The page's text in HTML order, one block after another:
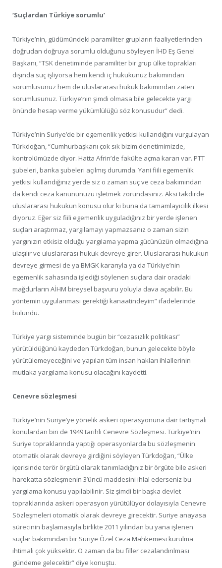
‘Suçlardan Türkiye sorumlu’
Türkiye’nin, güdümündeki paramiliter grupların faaliyetlerinden
doğrudan doğruya sorumlu olduğunu söyleyen İHD Eş Genel
Başkanı, “TSK denetiminde paramiliter bir grup ülke toprakları
dışında suç işliyorsa hem kendi iç hukukunuz bakımından
sorumlusunuz hem de uluslararası hukuk bakımından zaten
sorumlusunuz. Türkiye’nin şimdi olmasa bile gelecekte yargı
önünde hesap verme yükümlülüğü söz konusudur” dedi.
Türkiye’nin Suriye’de bir egemenlik yetkisi kullandığını vurgulayan
Türkdoğan, “Cumhurbaşkanı çok sık bizim denetimimizde,
kontrolümüzde diyor. Hatta Afrin’de fakülte açma kararı var. PTT
şubeleri, banka şubeleri açılmış durumda. Yani fiili egemenlik
yetkisi kullandığınız yerde siz o zaman suç ve ceza bakımından
da kendi ceza kanununuzu işletmek zorundasınız. Aksi takdirde
uluslararası hukukun konusu olur ki buna da tamamlayıcılık ilkesi
diyoruz. Eğer siz fiili egemenlik uyguladığınız bir yerde işlenen
suçları araştırmaz, yargılamayı yapmazsanız o zaman sizin
yargınızın etkisiz olduğu yargılama yapma gücünüzün olmadığına
ulaşılır ve uluslararası hukuk devreye girer. Uluslararası hukukun
devreye girmesi de ya BMGK kararıyla ya da Türkiye’nin
egemenlik sahasında işlediği söylenen suçlara dair oradaki
mağdurların AİHM bireysel başvuru yoluyla dava açabilir. Bu
yöntemin uygulanması gerektiği kanaatindeyim” ifadelerinde
bulundu.
Türkiye yargı sisteminde bugün bir “cezasızlık politikası”
yürütüldüğünü kaydeden Türkdoğan, bunun gelecekte böyle
yürütülemeyeceğini ve yapılan tüm insan hakları ihlallerinin
mutlaka yargılama konusu olacağını kaydetti.
Cenevre sözleşmesi
Türkiye’nin Suriye’ye yönelik askeri operasyonuna dair tartışmalı
konulardan biri de 1949 tarihli Cenevre Sözleşmesi. Türkiye’nin
Suriye topraklarında yaptığı operasyonlarda bu sözleşmenin
otomatik olarak devreye girdiğini söyleyen Türkdoğan, “Ülke
içerisinde terör örgütü olarak tanımladığınız bir örgüte bile askeri
harekatta sözleşmenin 3’üncü maddesini ihlal ederseniz bu
yargılama konusu yapılabilinir. Siz şimdi bir başka devlet
topraklarında askeri operasyon yürütülüyor dolayısıyla Cenevre
Sözleşmeleri otomatik olarak devreye girecektir. Suriye anayasa
sürecinin başlamasıyla birlikte 2011 yılından bu yana işlenen
suçlar bakımından bir Suriye Özel Ceza Mahkemesi kurulma
ihtimali çok yüksektir. O zaman da bu filler cezalandırılması
gündeme gelecektir” diye konuştu.